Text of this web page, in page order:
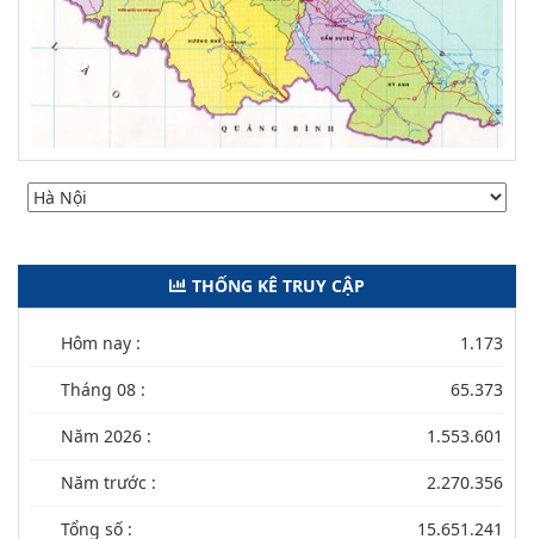
THỐNG KÊ TRUY CẬP
Hôm nay : 1.173
Tháng 08 : 65.373
Năm 2026 : 1.553.601
Năm trước : 2.270.356
Tổng số : 15.651.241